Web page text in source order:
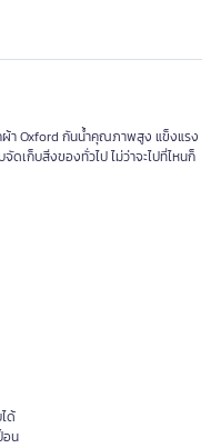
ผ้า Oxford กันน้ำคุณภาพสูง แข็งแรง
ดเก็บสิ่งของทั่วไป ไม่ว่าจะไปที่ไหนก็
ด้
อน